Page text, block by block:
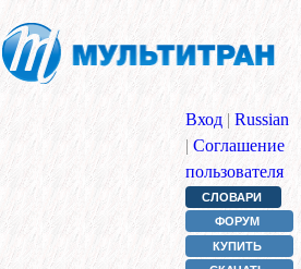
Вход | Russian
| Соглашение
пользователя
СЛОВАРИ
ФОРУМ
КУПИТЬ